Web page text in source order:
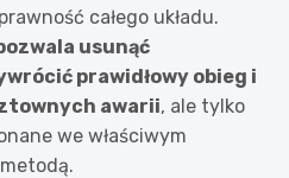
całego układu.
usunąć
prawidłowy obieg i
awarii, ale tylko
we właściwym